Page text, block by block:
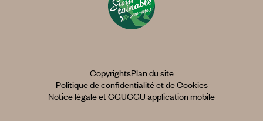
CopyrightsPlan du site
Politique de confidentialité et de Cookies
Notice légale et CGUCGU application mobile